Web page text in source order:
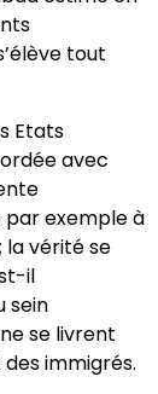
tout
Etats
avec
par exemple à
la vérité se
il
sein
se livrent
immigrés.